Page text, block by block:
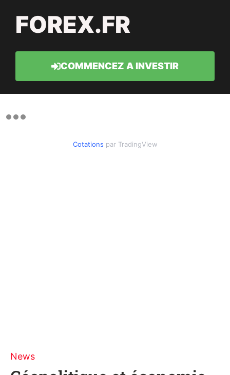
FOREX.FR
COMMENCEZ A INVESTIR
Cotations par TradingView
News